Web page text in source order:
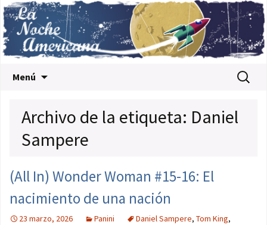
Menú Buscar:
Archivo de la etiqueta: Daniel
Sampere
(All In) Wonder Woman #15-16: El
nacimiento de una nación
23 marzo, 2026 Panini Daniel Sampere, Tom King,